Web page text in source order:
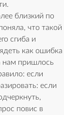
близкий по
что такой
сгиба и
как ошибка
нам пришлось
если
если
повис в